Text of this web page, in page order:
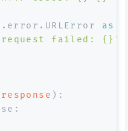
as
request failed: {}"
response ):